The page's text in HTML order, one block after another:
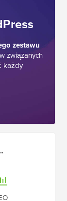
zestawu
związanych
każdy